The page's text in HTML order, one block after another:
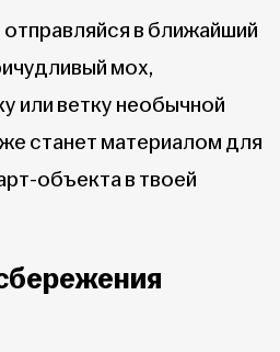
в ближайший
мох,
или ветку необычной
станет материалом для
объекта в твоей